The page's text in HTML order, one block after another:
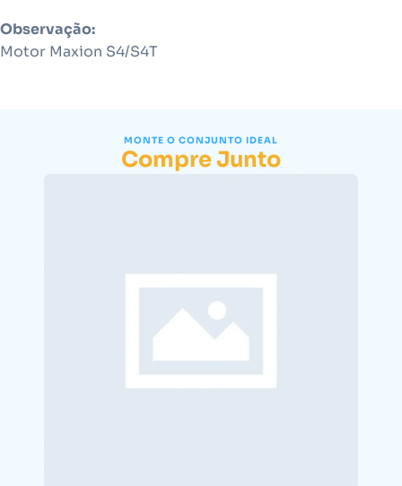
Observação:
Motor Maxion S4/S4T
MONTE O CONJUNTO IDEAL
Compre Junto